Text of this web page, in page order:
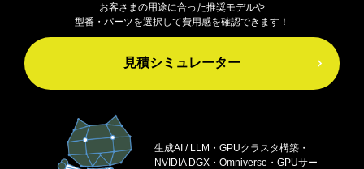
お客さまの用途に合った推奨モデルや
型番・パーツを選択して費用感を確認できます！
見積シミュレーター
生成AI / LLM・GPUクラスタ構築・
NVIDIA DGX・ Omniverse・GPUサー